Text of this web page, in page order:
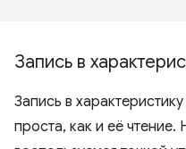
Запись в
Запись в
проста, как и её чтение.